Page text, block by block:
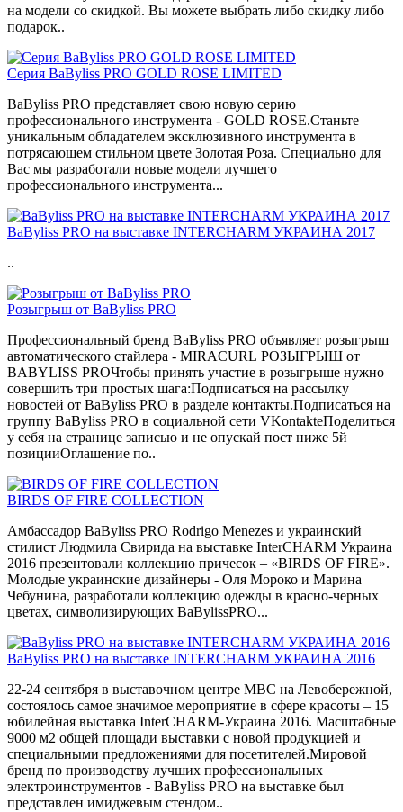
на модели со скидкой. Вы можете выбрать либо скидку либо
подарок..
Серия BaByliss PRO GOLD ROSE LIMITED
BaByliss PRO представляет свою новую серию
профессионального инструмента - GOLD ROSE.Станьте
уникальным обладателем эксклюзивного инструмента в
потрясающем стильном цвете Золотая Роза. Специально для
Вас мы разработали новые модели лучшего
профессионального инструмента...
BaByliss PRO на выставке INTERCHARM УКРАИНА 2017
..
Розыгрыш от BaByliss PRO
Профессиональный бренд BaByliss PRO объявляет розыгрыш
автоматического стайлера - MIRACURL РОЗЫГРЫШ от
BABYLISS PROЧтобы принять участие в розыгрыше нужно
совершить три простых шага:Подписаться на рассылку
новостей от BaByliss PRO в разделе контакты.Подписаться на
группу BaByliss PRO в социальной сети VKontakteПоделиться
у себя на странице записью и не опускай пост ниже 5й
позицииОглашение по..
BIRDS OF FIRE COLLECTION
Амбассадор BaByliss PRO Rodrigo Menezes и украинский
стилист Людмила Свирида на выставке InterCHARM Украина
2016 презентовали коллекцию причесок – «BIRDS OF FIRE».
Молодые украинские дизайнеры - Оля Мороко и Марина
Чебунина, разработали коллекцию одежды в красно-черных
цветах, символизирующих BaBylissPRO...
BaByliss PRO на выставке INTERCHARM УКРАИНА 2016
22-24 сентября в выставочном центре МВС на Левобережной,
состоялось самое значимое мероприятие в сфере красоты – 15
юбилейная выставка InterCHARM-Украина 2016. Масштабные
9000 м2 общей площади выставки с новой продукцией и
специальными предложениями для посетителей.Мировой
бренд по производству лучших профессиональных
электроинструментов - BaByliss PRO на выставке был
представлен имиджевым стендом..